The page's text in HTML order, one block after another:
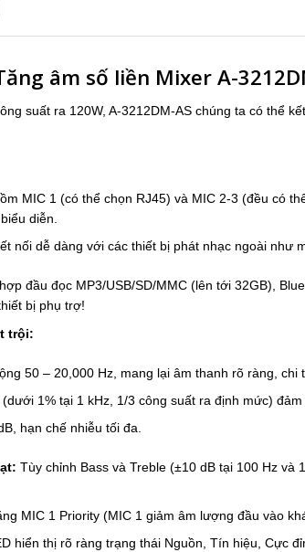
âm số liền Mixer A-
suất ra 120W, A-3212DM-AS chúng ta có thể
MIC 1 (có thể chọn RJ45) và MIC 2-3 (đều có
diễn.
nối dễ dàng với các thiết bị phát nhạc ngoài như
đầu đọc MP3/USB/SD/MMC (lên tới 32GB),
bị phụ trợ!
trội:
50 – 20,000 Hz, mang lại âm thanh rõ ràng, chi
1% tại 1 kHz, 1/3 công suất ra định mức)
hạn chế nhiễu tối đa.
Tùy chỉnh Bass và Treble (±10 dB tại 100 Hz
MIC 1 Priority (MIC 1 giảm âm lượng đầu vào
hiển thị rõ ràng trạng thái Nguồn, Tín hiệu, Cực